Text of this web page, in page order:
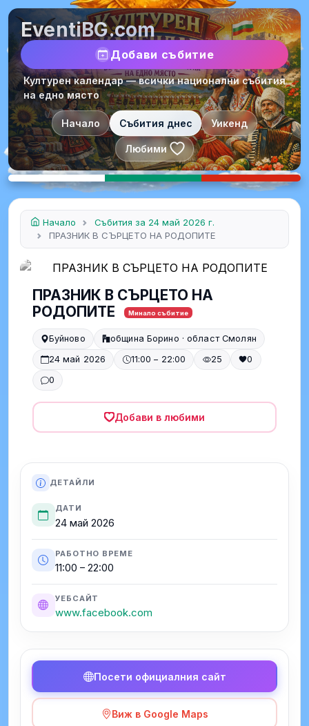
EventiBG.com
Добави събитие
Културен календар — всички национални събития
на едно място
Начало Събития днес Уикенд
Любими
Начало
Събития за 24 май 2026 г.
ПРАЗНИК В СЪРЦЕТО НА РОДОПИТЕ
ПРАЗНИК В СЪРЦЕТО НА
РОДОПИТЕ
Минало събитие
Буйново
община Борино · област Смолян
24 май 2026
11:00 – 22:00 25
0
0
Добави в любими
ДЕТАЙЛИ
ДАТИ
24 май 2026
РАБОТНО ВРЕМЕ
11:00 – 22:00
УЕБСАЙТ
www.facebook.com
Посети официалния сайт
Виж в Google Maps